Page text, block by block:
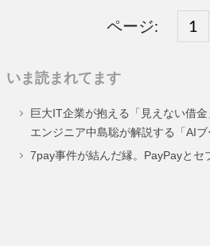
ページ:
固
ー
ジ
1
いま読まれてます
巨大IT企業が抱える「見えない借
エンジニア中島聡が解説する「AI
7pay事件が結んだ縁。PayPayとセ